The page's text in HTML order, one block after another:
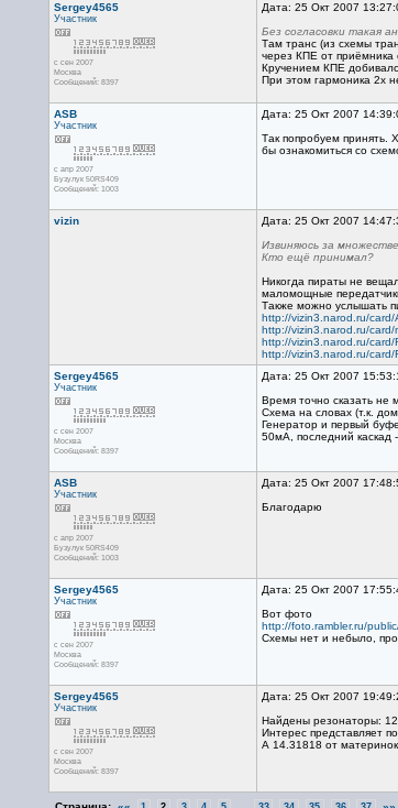
Sergey4565
Участник
с сен 2007
Москва
Сообщений: 8397
Дата: 25 Окт 2007
Без согласовки такая
Там транс (из схемы
через КПЕ от приёмника
Кручением КПЕ
При этом гармоника 2х
ASB
Участник
с апр 2007
Бузулук 50RS409
Сообщений: 1003
Дата: 25 Окт 2007
Так попробуем принять.
бы ознакомиться со
vizin Дата: 25 Окт 2007
Извиняюсь за
Кто ещё принимал?
Никогда пираты не
маломощные
Также можно услышать
http://vizin3.narod.ru/card/
http://vizin3.narod.ru/card/
http://vizin3.narod.ru/card/
http://vizin3.narod.ru/card/
Sergey4565
Участник
с сен 2007
Москва
Сообщений: 8397
Дата: 25 Окт 2007
Время точно сказать не
Схема на словах (т.к.
Генератор и первый
50мА, последний каскад
ASB
Участник
с апр 2007
Бузулук 50RS409
Сообщений: 1003
Дата: 25 Окт 2007
Благодарю
Sergey4565
Участник
с сен 2007
Москва
Сообщений: 8397
Дата: 25 Окт 2007
Вот фото
http://foto.rambler.ru/
Схемы нет и небыло,
Sergey4565
Участник
с сен 2007
Москва
Сообщений: 8397
Дата: 25 Окт 2007
Найдены резонаторы:
Интерес представляет
А 14.31818 от